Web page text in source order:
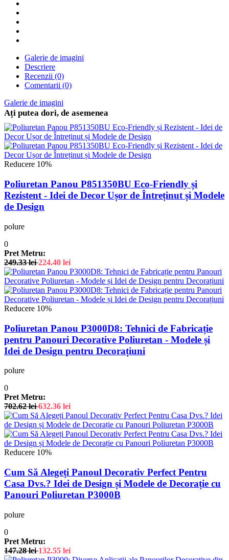
Galerie de imagini
Descriere
Recenzii (0)
Comentarii (0)
Galerie de imagini
Ați putea dori, de asemenea
Reducere 10%
Poliuretan Panou P851350BU Eco-Friendly și
Rezistent - Idei de Decor Ușor de Întreținut și Modele
de Design
polure
0
Pret Metru:
249.33lei 224.40 lei
Reducere 10%
Poliuretan Panou P3000D8: Tehnici de Fabricație
pentru Panouri Decorative Poliuretan - Modele și
Idei de Design pentru Decorațiuni
polure
0
Pret Metru:
702.62lei 632.36 lei
Reducere 10%
Cum Să Alegeți Panoul Decorativ Perfect Pentru
Casa Dvs.? Idei de Design și Modele de Decorație cu
Panouri Poliuretan P3000B
polure
0
Pret Metru:
147.28lei 132.55 lei